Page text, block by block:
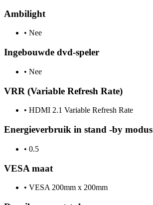
Ambilight
• Nee
Ingebouwde dvd-speler
• Nee
VRR (Variable Refresh Rate)
• HDMI 2.1 Variable Refresh Rate
Energieverbruik in stand -by modus
• 0.5
VESA maat
• VESA 200mm x 200mm